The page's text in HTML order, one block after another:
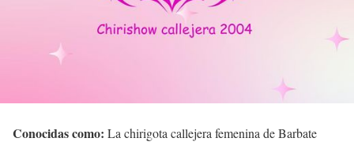
Conocidas como: La chirigota callejera femenina de Barbate